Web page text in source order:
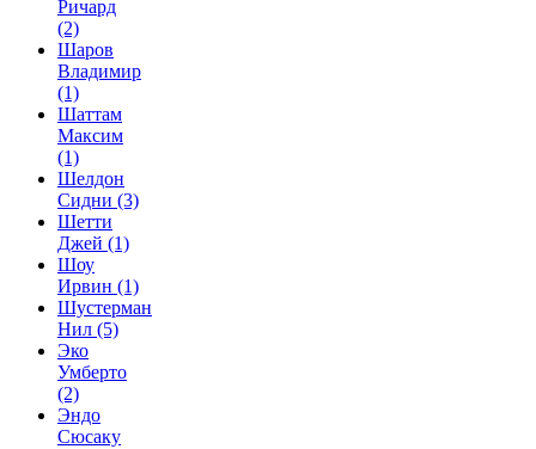
Ричард
(2)
Шаров
Владимир
(1)
Шаттам
Максим
(1)
Шелдон
Сидни (3)
Шетти
Джей (1)
Шоу
Ирвин (1)
Шустерман
Нил (5)
Эко
Умберто
(2)
Эндо
Сюсаку